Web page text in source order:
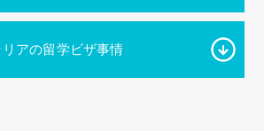
アの留学ビザ事情